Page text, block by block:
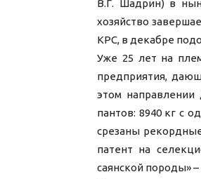
В.Г. Шадрин) в
хозяйство
КРС, в декабре
Уже 25 лет на
предприятия,
этом направлении
пантов: 8940 кг с
срезаны
патент на
саянской породы»